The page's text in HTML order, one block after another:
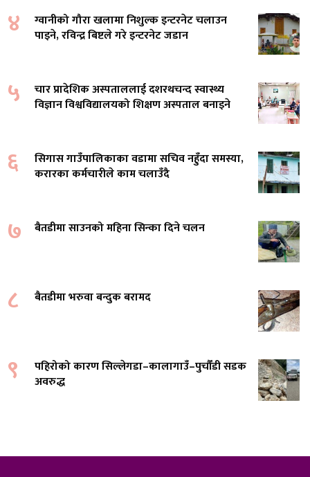
४
ग्वानीको गौरा खलामा निशुल्क इन्टरनेट चलाउन
पाइने, रविन्द्र बिष्टले गरे इन्टरनेट जडान
५
चार प्रादेशिक अस्पताललाई दशरथचन्द स्वास्थ्य
विज्ञान विश्वविद्यालयको शिक्षण अस्पताल बनाइने
६
सिगास गाउँपालिकाका वडामा सचिव नहुँदा समस्या,
करारका कर्मचारीले काम चलाउँदै
७ बैतडीमा साउनको महिना सिन्का दिने चलन
८ बैतडीमा भरुवा बन्दुक बरामद
९
पहिरोको कारण सिल्लेगडा–कालागाउँ–पुर्चौंडी सडक
अवरुद्ध